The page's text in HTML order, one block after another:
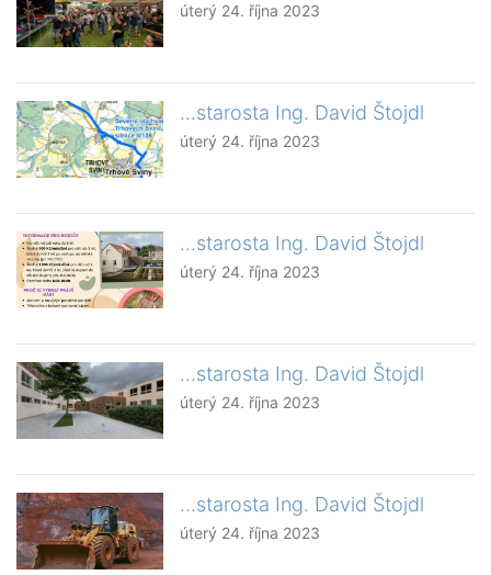
úterý 24. října 2023
...starosta Ing. David Štojdl
úterý 24. října 2023
...starosta Ing. David Štojdl
úterý 24. října 2023
...starosta Ing. David Štojdl
úterý 24. října 2023
...starosta Ing. David Štojdl
úterý 24. října 2023